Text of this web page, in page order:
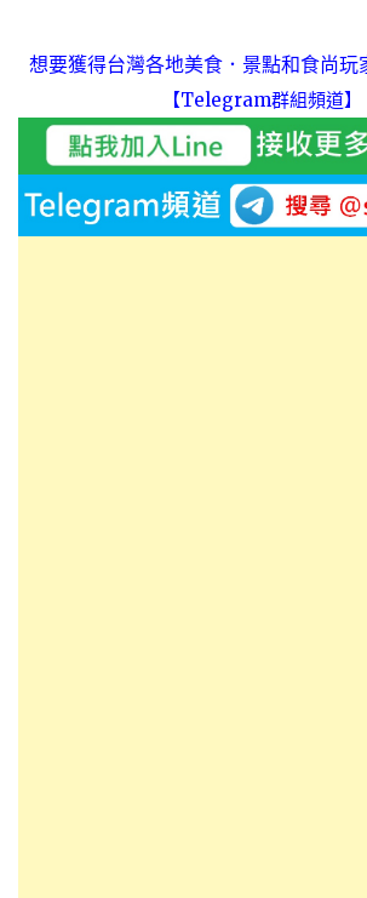
想要獲得台灣各地美食．景點和食尚玩
【Telegram群組頻道】